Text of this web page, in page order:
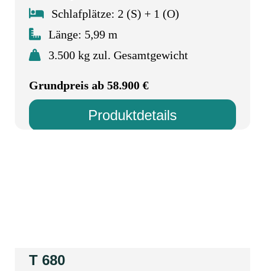
Schlafplätze: 2 (S) + 1 (O)
Länge: 5,99 m
3.500 kg zul. Gesamtgewicht
Grundpreis ab 58.900 €
Produktdetails
T 680